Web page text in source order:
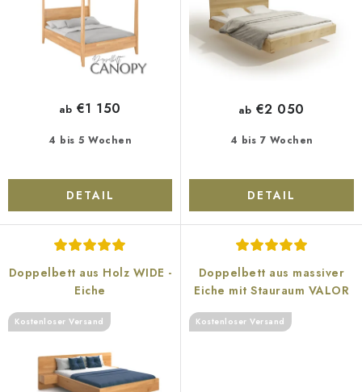
4 bis 5 Wochen
ab €1 150
DETAIL
4 bis 7 Wochen
ab €2 050
DETAIL
Doppelbett aus Holz WIDE -
Eiche
Kostenloser Versand
Doppelbett aus massiver
Eiche mit Stauraum VALOR
Kostenloser Versand